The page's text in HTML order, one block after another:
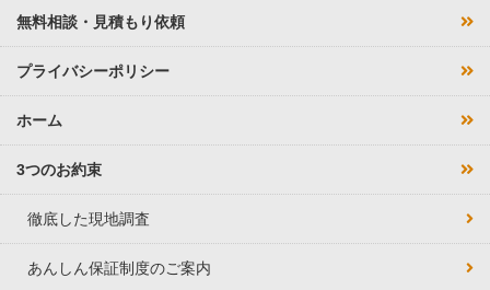
ホーム
3つのお約束
徹底した現地調査
あんしん保証制度のご案内
無料相談・見積もり依頼
プライバシーポリシー